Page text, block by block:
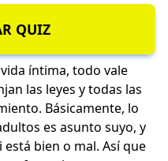
QUIZ
íntima, todo vale
las leyes y todas las
Básicamente, lo
es asunto suyo, y
bien o mal. Así que